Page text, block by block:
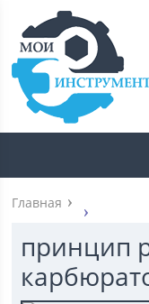
Главная
принцип